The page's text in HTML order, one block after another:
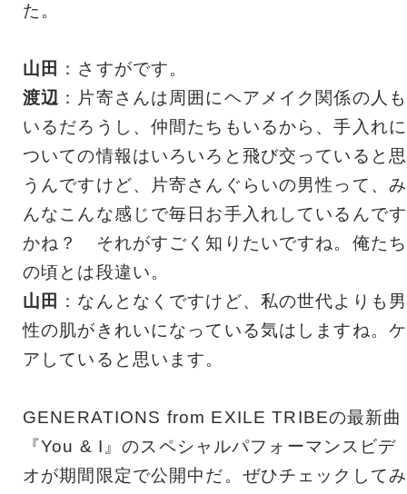
た。
山田
：さすがです。
渡辺 ：片寄さんは周囲にヘアメイク関係の人も
いるだろうし、仲間たちもいるから、手入れに
ついての情報はいろいろと飛び交っていると思
うんですけど、片寄さんぐらいの男性って、み
んなこんな感じで毎日お手入れしているんです
かね？ それがすごく知りたいですね。俺たち
の頃とは段違い。
山田
：なんとなくですけど、私の世代よりも男
性の肌がきれいになっている気はしますね。ケ
アしていると思います。
GENERATIONS from EXILE TRIBEの最新曲
『You & I』のスペシャルパフォーマンスビデ
オが期間限定で公開中だ。ぜひチェックしてみ